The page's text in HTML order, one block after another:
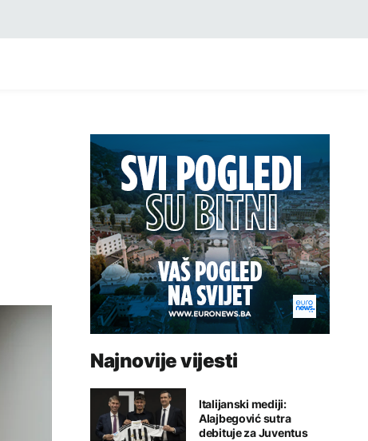
Najnovije vijesti
Italijanski mediji:
Alajbegović sutra
debituje za Juventus